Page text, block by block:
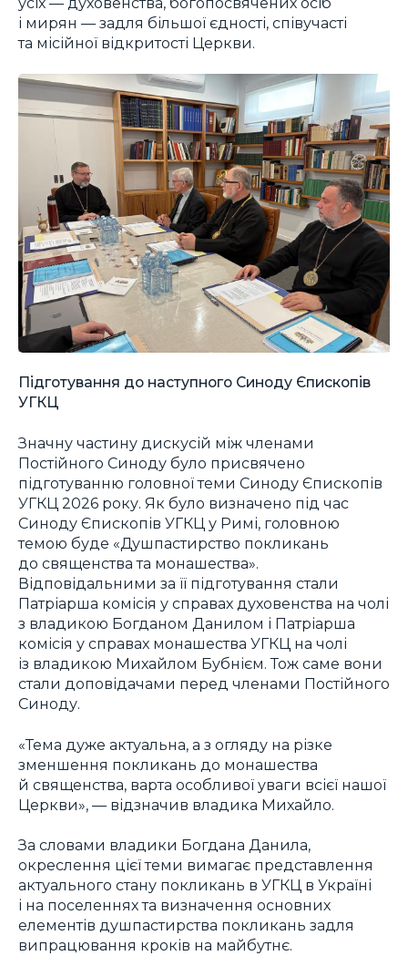
і мирян — задля більшої єдності, співучасті
та місійної відкритості Церкви.
Підготування до наступного Синоду Єпископів
УГКЦ
Значну частину дискусій між членами
Постійного Синоду було присвячено
підготуванню головної теми Синоду Єпископів
УГКЦ 2026 року. Як було визначено під час
Синоду Єпископів УГКЦ у Римі, головною
темою буде «Душпастирство покликань
до священства та монашества».
Відповідальними за її підготування стали
Патріарша комісія у справах духовенства на чолі
з владикою Богданом Данилом і Патріарша
комісія у справах монашества УГКЦ на чолі
із владикою Михайлом Бубнієм. Тож саме вони
стали доповідачами перед членами Постійного
Синоду.
«Тема дуже актуальна, а з огляду на різке
зменшення покликань до монашества
й священства, варта особливої уваги всієї нашої
Церкви», — відзначив владика Михайло.
За словами владики Богдана Данила,
окреслення цієї теми вимагає представлення
актуального стану покликань в УГКЦ в Україні
і на поселеннях та визначення основних
елементів душпастирства покликань задля
випрацювання кроків на майбутнє.